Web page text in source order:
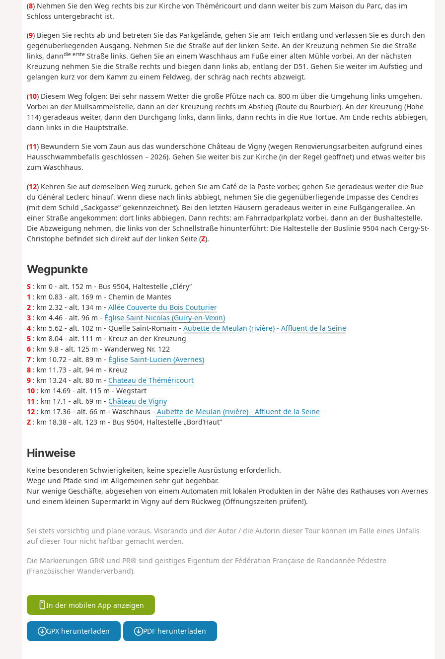
(8) Nehmen Sie den Weg rechts bis zur Kirche von Théméricourt und dann weiter bis zum Maison du Parc, das im
Schloss untergebracht ist.
(9) Biegen Sie rechts ab und betreten Sie das Parkgelände, gehen Sie am Teich entlang und verlassen Sie es durch den
gegenüberliegenden Ausgang. Nehmen Sie die Straße auf der linken Seite. An der Kreuzung nehmen Sie die Straße
links, danndie ersteStraße links. Gehen Sie an einem Waschhaus am Fuße einer alten Mühle vorbei. An der nächsten
Kreuzung nehmen Sie die Straße rechts und biegen dann links ab, entlang der D51. Gehen Sie weiter im Aufstieg und
gelangen kurz vor dem Kamm zu einem Feldweg, der schräg nach rechts abzweigt.
(10) Diesem Weg folgen: Bei sehr nassem Wetter die große Pfütze nach ca. 800 m über die Umgehung links umgehen.
Vorbei an der Müllsammelstelle, dann an der Kreuzung rechts im Abstieg (Route du Bourbier). An der Kreuzung (Höhe
114) geradeaus weiter, dann den Durchgang links, dann links, dann rechts in die Rue Tortue. Am Ende rechts abbiegen,
dann links in die Hauptstraße.
(11) Bewundern Sie vom Zaun aus das wunderschöne Château de Vigny (wegen Renovierungsarbeiten aufgrund eines
Hausschwammbefalls geschlossen – 2026). Gehen Sie weiter bis zur Kirche (in der Regel geöffnet) und etwas weiter bis
zum Waschhaus.
(12) Kehren Sie auf demselben Weg zurück, gehen Sie am Café de la Poste vorbei; gehen Sie geradeaus weiter die Rue
du Général Leclerc hinauf. Wenn diese nach links abbiegt, nehmen Sie die gegenüberliegende Impasse des Cendres
(mit dem Schild „Sackgasse“ gekennzeichnet). Bei den letzten Häusern geradeaus weiter in eine Fußgängerallee. An
einer Straße angekommen: dort links abbiegen. Dann rechts: am Fahrradparkplatz vorbei, dann an der Bushaltestelle.
Die Abzweigung nehmen, die links von der Schnellstraße hinunterführt: Die Haltestelle der Buslinie 9504 nach Cergy-St-
Christophe befindet sich direkt auf der linken Seite (Z).
Wegpunkte
S : km 0 - alt. 152 m - Bus 9504, Haltestelle „Cléry“
1 : km 0.83 - alt. 169 m - Chemin de Mantes
2: km 2.32 - alt. 134 m - Allée Couverte du Bois Couturier
3: km 4.46 - alt. 96 m - Église Saint-Nicolas (Guiry-en-Vexin)
4: km 5.62 - alt. 102 m - Quelle Saint-Romain - Aubette de Meulan (rivière) - Affluent de la Seine
5: km 8.04 - alt. 111 m - Kreuz an der Kreuzung
6: km 9.8 - alt. 125 m - Wanderweg Nr. 122
7: km 10.72 - alt. 89 m - Église Saint-Lucien (Avernes)
8: km 11.73 - alt. 94 m - Kreuz
9: km 13.24 - alt. 80 m - Chateau de Théméricourt
10: km 14.69 - alt. 115 m - Wegstart
11 : km 17.1 - alt. 69 m - Château de Vigny
12: km 17.36 - alt. 66 m - Waschhaus - Aubette de Meulan (rivière) - Affluent de la Seine
Z: km 18.38 - alt. 123 m - Bus 9504, Haltestelle „Bord’Haut“
Hinweise
Keine besonderen Schwierigkeiten, keine spezielle Ausrüstung erforderlich.
Wege und Pfade sind im Allgemeinen sehr gut begehbar.
Nur wenige Geschäfte, abgesehen von einem Automaten mit lokalen Produkten in der Nähe des Rathauses von Avernes
und einem kleinen Supermarkt in Vigny auf dem Rückweg (Öffnungszeiten prüfen!).
Sei stets vorsichtig und plane voraus. Visorando und der Autor / die Autorin dieser Tour können im Falle eines Unfalls
auf dieser Tour nicht haftbar gemacht werden.
Die Markierungen GR® und PR® sind geistiges Eigentum der Fédération Française de Randonnée Pédestre
(Französischer Wanderverband).
In der mobilen App anzeigen
GPX herunterladen PDF herunterladen